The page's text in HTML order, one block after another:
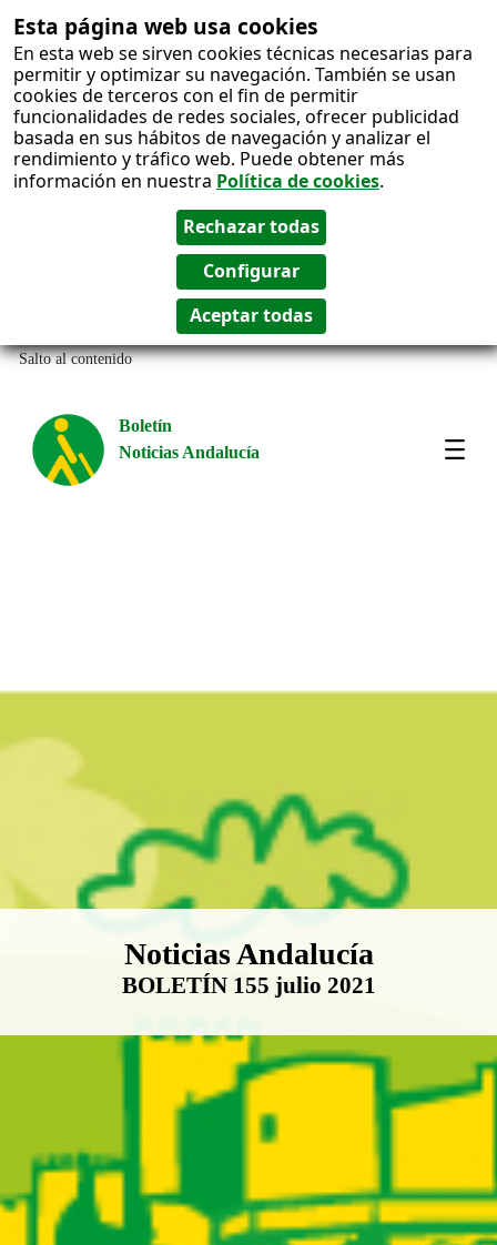
Esta página web usa cookies
En esta web se sirven cookies técnicas necesarias para
permitir y optimizar su navegación. También se usan
cookies de terceros con el fin de permitir
funcionalidades de redes sociales, ofrecer publicidad
basada en sus hábitos de navegación y analizar el
rendimiento y tráfico web. Puede obtener más
información en nuestra Política de cookies.
Salto al contenido
Boletín
Noticias Andalucía
Boletín Noticias Andalucía
Noticias Andalucía
BOLETÍN 155 julio 2021